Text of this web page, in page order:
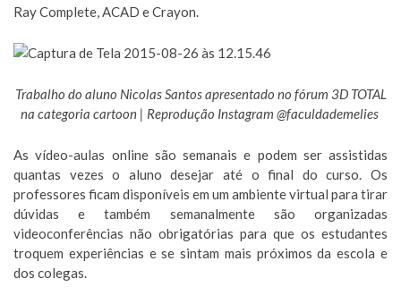
Ray Complete, ACAD e Crayon.
Trabalho do aluno Nicolas Santos apresentado no fórum 3D TOTAL
na categoria cartoon | Reprodução Instagram @faculdademelies
As vídeo-aulas online são semanais e podem ser assistidas
quantas vezes o aluno desejar até o final do curso. Os
professores ficam disponíveis em um ambiente virtual para tirar
dúvidas e também semanalmente são organizadas
videoconferências não obrigatórias para que os estudantes
troquem experiências e se sintam mais próximos da escola e
dos colegas.